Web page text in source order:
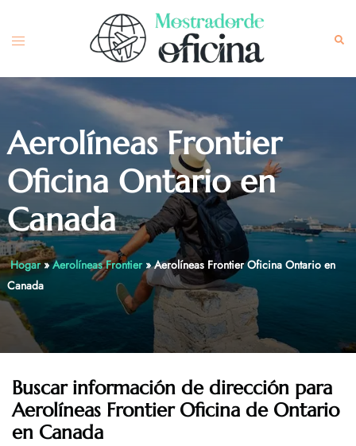
content
Toggle
Aerolíneas Frontier
Oficina Ontario en
Canada
Hogar»Aerolíneas Frontier»Aerolíneas Frontier Oficina Ontario en
Canada
Buscar información de dirección para
Aerolíneas Frontier Oficina de Ontario
en Canada